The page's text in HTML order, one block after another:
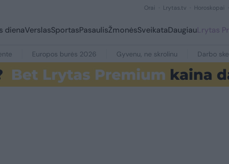
Orai Lrytas.tv Horoskopai
dienaVerslasSportasPasaulisŽmonėsSveikataDaugiauLrytas
Europos burės 2026 Gyvenu, ne skrolinu Darbo